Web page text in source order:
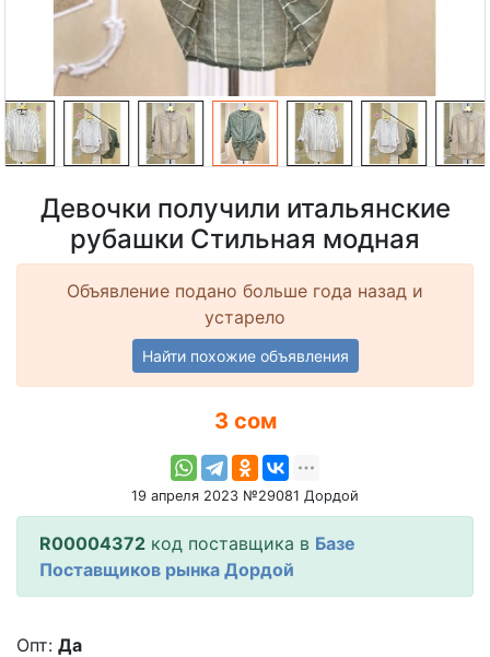
Девочки получили итальянские
рубашки Стильная модная
Объявление подано больше года назад и
устарело
Найти похожие объявления
3 сом
19 апреля 2023 №29081 Дордой
R00004372 код поставщика в Базе
Поставщиков рынка Дордой
Опт: Да